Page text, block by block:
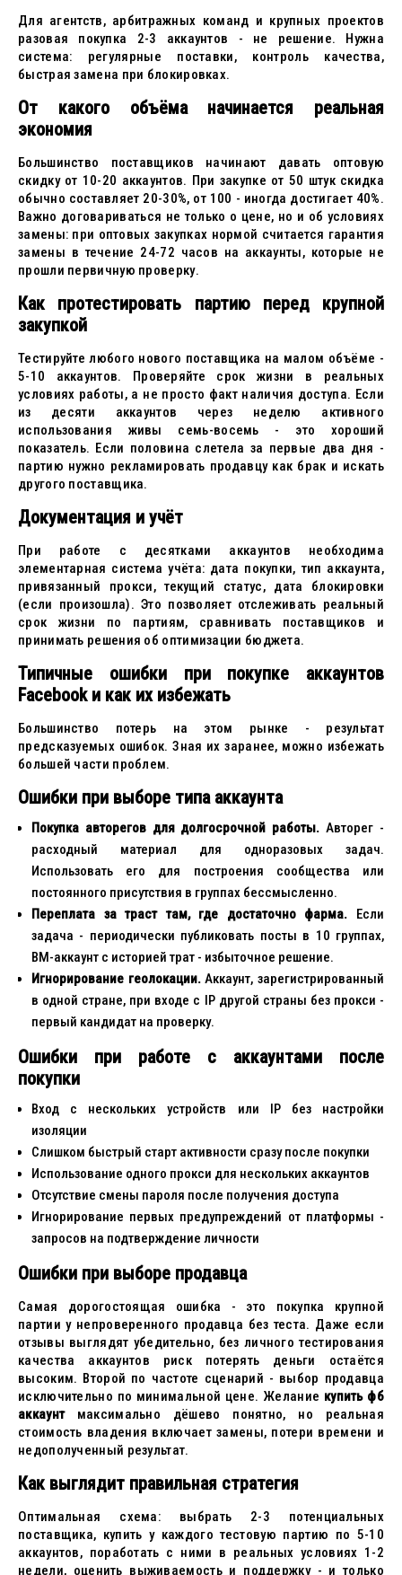
Для агентств, арбитражных команд и крупных проектов
разовая покупка 2-3 аккаунтов - не решение. Нужна
система: регулярные поставки, контроль качества,
быстрая замена при блокировках.
От какого объёма начинается реальная
экономия
Большинство поставщиков начинают давать оптовую
скидку от 10-20 аккаунтов. При закупке от 50 штук скидка
обычно составляет 20-30%, от 100 - иногда достигает 40%.
Важно договариваться не только о цене, но и об условиях
замены: при оптовых закупках нормой считается гарантия
замены в течение 24-72 часов на аккаунты, которые не
прошли первичную проверку.
Как протестировать партию перед крупной
закупкой
Тестируйте любого нового поставщика на малом объёме -
5-10 аккаунтов. Проверяйте срок жизни в реальных
условиях работы, а не просто факт наличия доступа. Если
из десяти аккаунтов через неделю активного
использования живы семь-восемь - это хороший
показатель. Если половина слетела за первые два дня -
партию нужно рекламировать продавцу как брак и искать
другого поставщика.
Документация и учёт
При работе с десятками аккаунтов необходима
элементарная система учёта: дата покупки, тип аккаунта,
привязанный прокси, текущий статус, дата блокировки
(если произошла). Это позволяет отслеживать реальный
срок жизни по партиям, сравнивать поставщиков и
принимать решения об оптимизации бюджета.
Типичные ошибки при покупке аккаунтов
Facebook и как их избежать
Большинство потерь на этом рынке - результат
предсказуемых ошибок. Зная их заранее, можно избежать
большей части проблем.
Ошибки при выборе типа аккаунта
Покупка авторегов для долгосрочной работы. Авторег -
расходный материал для одноразовых задач.
Использовать его для построения сообщества или
постоянного присутствия в группах бессмысленно.
Переплата за траст там, где достаточно фарма. Если
задача - периодически публиковать посты в 10 группах,
BM-аккаунт с историей трат - избыточное решение.
Игнорирование геолокации.Аккаунт, зарегистрированный
в одной стране, при входе с IP другой страны без прокси -
первый кандидат на проверку.
Ошибки при работе с аккаунтами после
покупки
Вход с нескольких устройств или IP без настройки
изоляции
Слишком быстрый старт активности сразу после покупки
Использование одного прокси для нескольких аккаунтов
Отсутствие смены пароля после получения доступа
Игнорирование первых предупреждений от платформы -
запросов на подтверждение личности
Ошибки при выборе продавца
Самая дорогостоящая ошибка - это покупка крупной
партии у непроверенного продавца без теста. Даже если
отзывы выглядят убедительно, без личного тестирования
качества аккаунтов риск потерять деньги остаётся
высоким. Второй по частоте сценарий - выбор продавца
исключительно по минимальной цене. Желание купить фб
аккаунтмаксимально дёшево понятно, но реальная
стоимость владения включает замены, потери времени и
недополученный результат.
Как выглядит правильная стратегия
Оптимальная схема: выбрать 2-3 потенциальных
поставщика, купить у каждого тестовую партию по 5-10
аккаунтов, поработать с ними в реальных условиях 1-2
недели, оценить выживаемость и поддержку - и только